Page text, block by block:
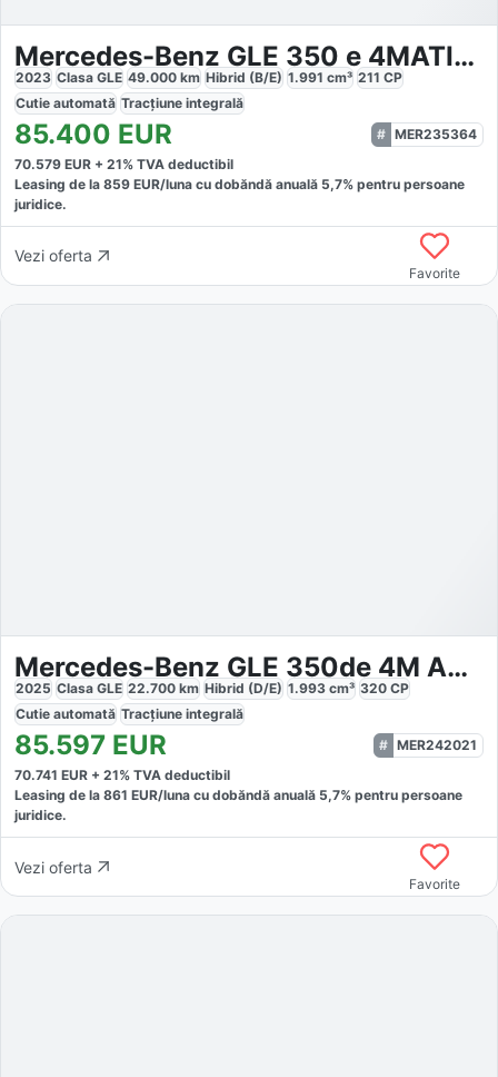
Mercedes-Benz GLE 350 e 4MATIC AMG Line PHEV
2023 Clasa GLE 49.000 km Hibrid (B/E) 1.991 cm³ 211 CP
Cutie automată Tracțiune integrală
85.400 EUR
MER235364
70.579 EUR + 21% TVA deductibil
Leasing de la 859 EUR/luna cu dobăndă anuală 5,7% pentru persoane
juridice.
Vezi oferta
Favorite
Mercedes-Benz GLE 350de 4M AMG
2025 Clasa GLE 22.700 km Hibrid (D/E) 1.993 cm³ 320 CP
Cutie automată Tracțiune integrală
85.597 EUR
MER242021
70.741 EUR + 21% TVA deductibil
Leasing de la 861 EUR/luna cu dobăndă anuală 5,7% pentru persoane
juridice.
Vezi oferta
Favorite